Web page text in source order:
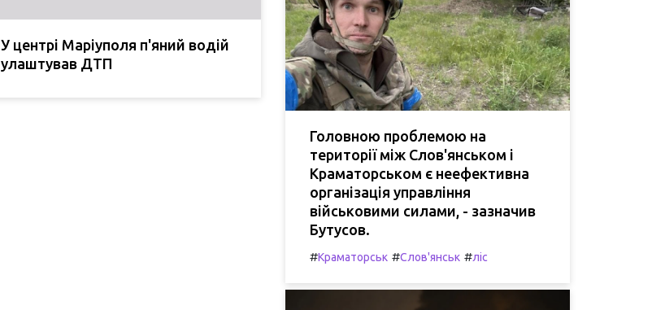
У центрі Маріуполя п'яний водій
улаштував ДТП
Головною проблемою на
території між Слов'янськом і
Краматорськом є неефективна
організація управління
військовими силами, - зазначив
Бутусов.
#Краматорськ #Слов'янськ #ліс